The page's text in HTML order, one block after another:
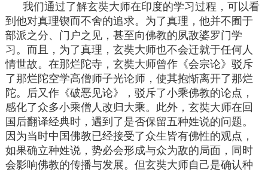
我们通过了解玄奘大师在印度的学习过程，可以看
到他对真理锲而不舍的追求。为了真理，他并不囿于
部派之分、门户之见，甚至向佛教的夙敌婆罗门学
习。而且，为了真理，玄奘大师也不会迁就于任何人
情世故。在那烂陀寺，玄奘大师曾作《会宗论》驳斥
了那烂陀空学高僧师子光论师，使其抱惭离开了那烂
陀。后又作《破恶见论》，驳斥了小乘佛教的论点，
感化了众多小乘僧人改归大乘。此外，玄奘大师在回
国后翻译经典时，遇到了是否保留五种姓说的问题。
因为当时中国佛教已经接受了众生皆有佛性的观点，
如果确立种姓说，势必会形成与众为敌的局面，同时
会影响佛教的传播与发展。但玄奘大师自己是确认种